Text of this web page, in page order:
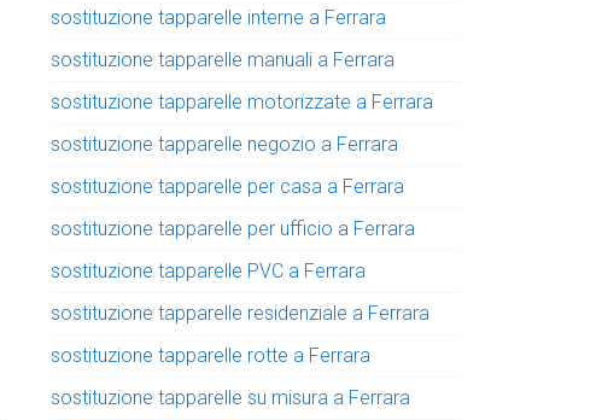
sostituzione tapparelle interne a Ferrara
sostituzione tapparelle manuali a Ferrara
sostituzione tapparelle motorizzate a Ferrara
sostituzione tapparelle negozio a Ferrara
sostituzione tapparelle per casa a Ferrara
sostituzione tapparelle per ufficio a Ferrara
sostituzione tapparelle PVC a Ferrara
sostituzione tapparelle residenziale a Ferrara
sostituzione tapparelle rotte a Ferrara
sostituzione tapparelle su misura a Ferrara